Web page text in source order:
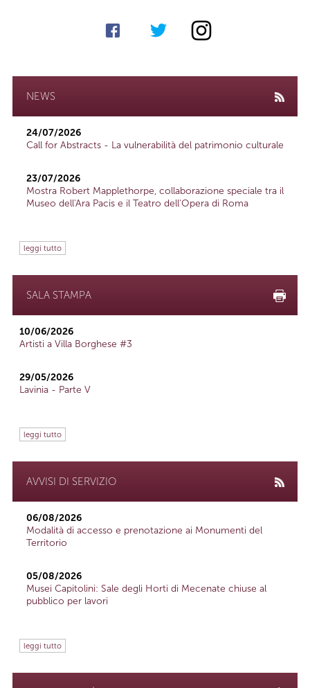
NEWS
24/07/2026
Call for Abstracts - La vulnerabilità del patrimonio culturale
23/07/2026
Mostra Robert Mapplethorpe, collaborazione speciale tra il
Museo dell'Ara Pacis e il Teatro dell'Opera di Roma
leggi tutto
SALA STAMPA
10/06/2026
Artisti a Villa Borghese #3
29/05/2026
Lavinia - Parte V
leggi tutto
AVVISI DI SERVIZIO
06/08/2026
Modalità di accesso e prenotazione ai Monumenti del
Territorio
05/08/2026
Musei Capitolini: Sale degli Horti di Mecenate chiuse al
pubblico per lavori
leggi tutto